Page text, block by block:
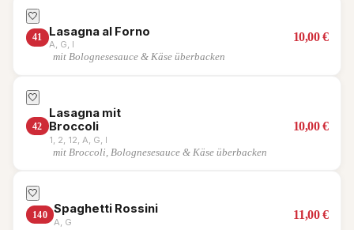
🤍
41 Lasagna al Forno
A, G, I
10,00€
mit Bolognesesauce & Käse überbacken
🤍
42
Lasagna mit
Broccoli
1, 2, 12, A, G, I
10,00€
mit Broccoli, Bolognesesauce & Käse überbacken
🤍
140 Spaghetti Rossini
A, G
11,00€